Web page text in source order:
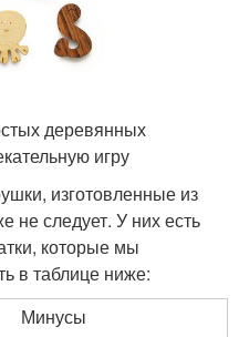
деревянных
игру
изготовленные из
не следует. У них есть
которые мы
в таблице ниже:
Минусы